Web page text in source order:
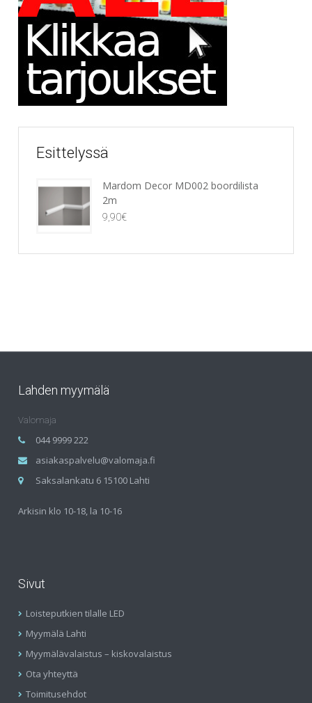
Esittelyssä
Mardom Decor MD002 boordilista
2m
9,90€
Lahden myymälä
Valomaja
044 9999 222
asiakaspalvelu@valomaja.fi
Saksalankatu 6 15100 Lahti
Arkisin klo 10-18, la 10-16
Sivut
Loisteputkien tilalle LED
Myymälä Lahti
Myymälävalaistus – kiskovalaistus
Ota yhteyttä
Toimitusehdot